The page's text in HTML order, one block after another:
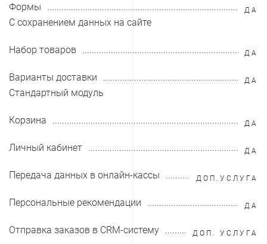
Формы ДА
С сохранением данных на сайте
Набор товаров ДА
Варианты доставки ДА
Стандартный модуль
Корзина ДА
Личный кабинет ДА
Передача данных в онлайн-кассы ДОП.УСЛУГА
Персональные рекомендации ДА
Отправка заказов в CRM-систему ДОП. УСЛУГА